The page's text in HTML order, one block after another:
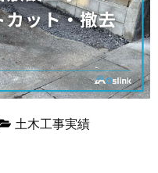
土木工事実績